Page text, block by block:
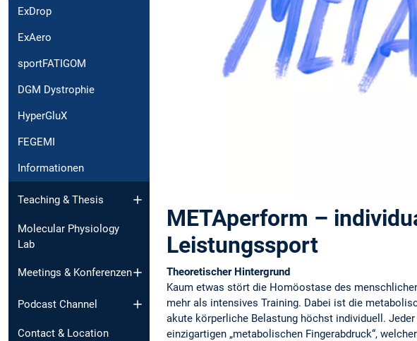
ExDrop
ExAero
sportFATIGOM
DGM Dystrophie
HyperGluX
FEGEMI
Informationen
Teaching & Thesis
Molecular Physiology
Lab
Meetings & Konferenzen
Podcast Channel
Contact & Location
METAperform –
Leistungssport
Theoretischer Hintergrund
Kaum etwas stört die Homöostase des
mehr als intensives Training. Dabei ist die
akute körperliche Belastung höchst individuell.
einzigartigen „metabolischen Fingerabdruck“,